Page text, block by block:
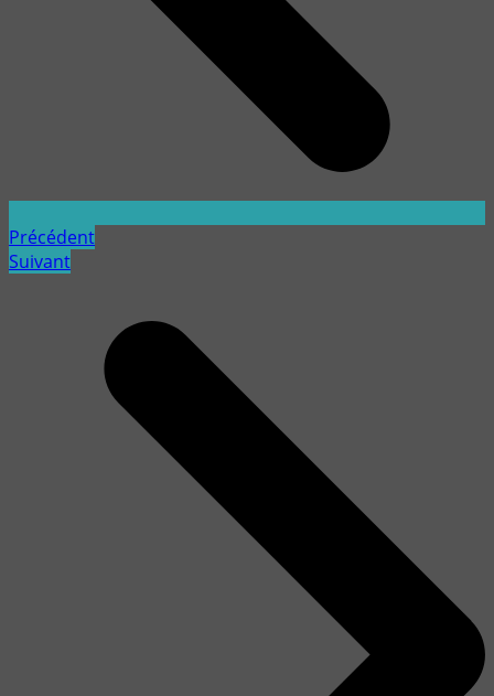
Précédent
Suivant